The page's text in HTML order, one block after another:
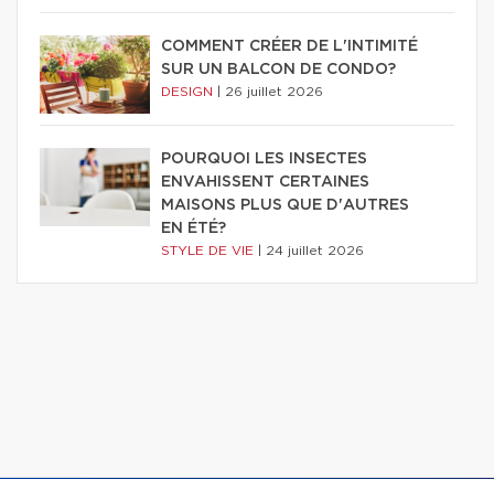
COMMENT CRÉER DE L'INTIMITÉ
SUR UN BALCON DE CONDO?
DESIGN 26 juillet 2026
POURQUOI LES INSECTES
ENVAHISSENT CERTAINES
MAISONS PLUS QUE D'AUTRES
EN ÉTÉ?
STYLE DE VIE 24 juillet 2026